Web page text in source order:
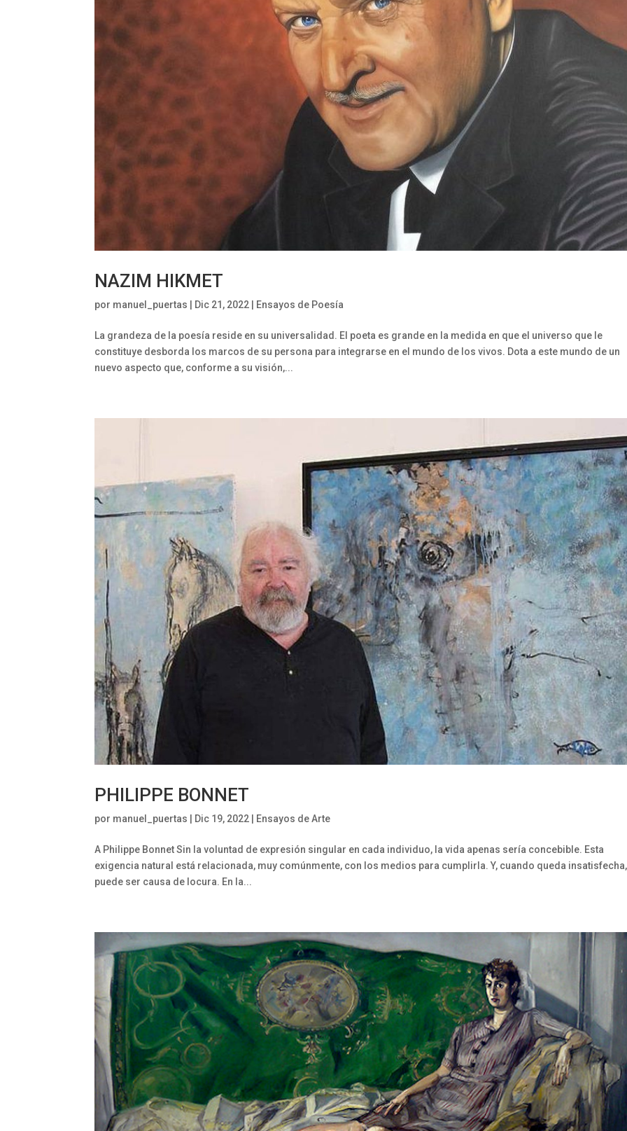
NAZIM HIKMET
por manuel_puertas Dic 21, 2022| Ensayos de Poesía
La grandeza de la poesía reside en su universalidad. El poeta es grande en la medida en que el universo que le
constituye desborda los marcos de su persona para integrarse en el mundo de los vivos. Dota a este mundo de un
nuevo aspecto que, conforme a su visión,...
PHILIPPE BONNET
por manuel_puertas Dic 19, 2022| Ensayos de Arte
A Philippe Bonnet Sin la voluntad de expresión singular en cada individuo, la vida apenas sería concebible. Esta
exigencia natural está relacionada, muy comúnmente, con los medios para cumplirla. Y, cuando queda insatisfecha,
puede ser causa de locura. En la...